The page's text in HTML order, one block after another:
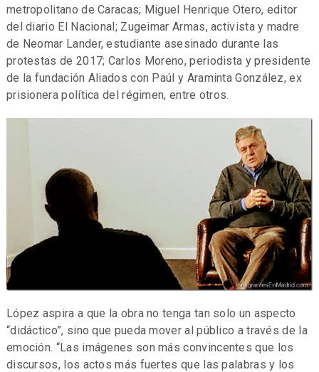
metropolitano de Caracas; Miguel Henrique Otero, editor
del diario El Nacional; Zugeimar Armas, activista y madre
de Neomar Lander, estudiante asesinado durante las
protestas de 2017; Carlos Moreno, periodista y presidente
de la fundación Aliados con Paúl y Araminta González, ex
prisionera política del régimen, entre otros.
López aspira a que la obra no tenga tan solo un aspecto
“didáctico”, sino que pueda mover al público a través de la
emoción. “Las imágenes son más convincentes que los
discursos, los actos más fuertes que las palabras y los